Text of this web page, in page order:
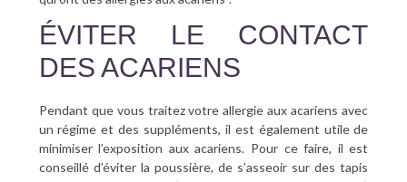
ÉVITER LE CONTACT
DES ACARIENS
Pendant que vous traitez votre allergie aux acariens avec
un régime et des suppléments, il est également utile de
minimiser l’exposition aux acariens. Pour ce faire, il est
conseillé d’éviter la poussière, de s’asseoir sur des tapis